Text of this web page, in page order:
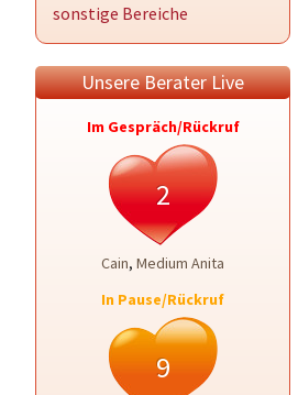
sonstige Bereiche
Unsere Berater Live
Im Gespräch/Rückruf
2
Cain, Medium Anita
In Pause/Rückruf
9